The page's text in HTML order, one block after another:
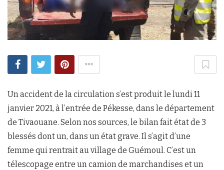
Un accident de la circulation s’est produit le lundi 11
janvier 2021, à l’entrée de Pékesse, dans le département
de Tivaouane. Selon nos sources, le bilan fait état de 3
blessés dont un, dans un état grave. Il s’agit d’une
femme qui rentrait au village de Guémoul. C’est un
télescopage entre un camion de marchandises et un